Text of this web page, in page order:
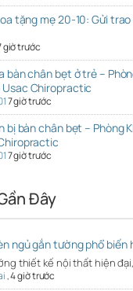
tặng mẹ 20-10: Gửi
giờ trước
bàn chân bẹt ở trẻ –
Usac Chiropractic
7 giờ trước
bị bàn chân bẹt – Phòng
7 giờ trước
Đây
ngủ gắn tường phổ biến
thiết kế nội thất hiện
,4 giờ trước